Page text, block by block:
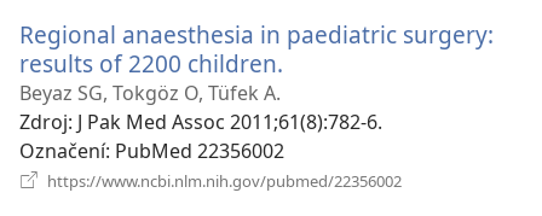
Regional anaesthesia in paediatric surgery:
results of 2200 children.
okno)
Beyaz SG, Tokgöz O, Tüfek A.
Zdroj‎: J Pak Med Assoc 2011;61(8):782-6.
Označení‎: PubMed 22356002
https://www.ncbi.nlm.nih.gov/pubmed/22356002